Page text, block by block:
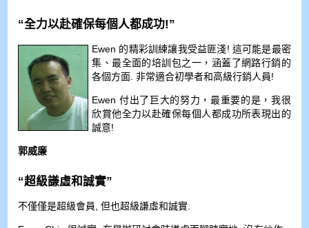
“全力以赴確保每個人都成功!”
Ewen 的精彩訓練讓我受益匪淺! 這可能是最密
集、最全面的培訓包之一，涵蓋了網路行銷的
各個方面. 非常適合初學者和高級行銷人員!
Ewen 付出了巨大的努力，最重要的是，我很
欣賞他全力以赴確保每個人都成功所表現出的
誠意!
郭威廉
“超級謙虛和誠實”
不僅僅是超級會員, 但也超級謙虛和誠實.